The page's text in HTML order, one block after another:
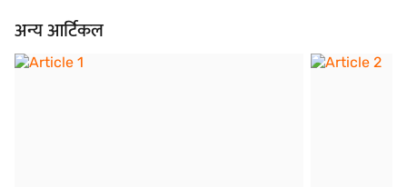
अन्य आर्टिकल